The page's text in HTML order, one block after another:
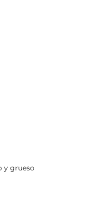
y grueso